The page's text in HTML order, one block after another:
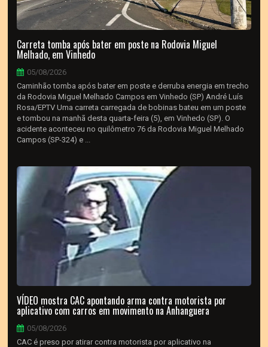
Carreta tomba após bater em poste na Rodovia Miguel
Melhado, em Vinhedo
05/08/2026
Caminhão tomba após bater em poste e derruba energia em trecho
da Rodovia Miguel Melhado Campos em Vinhedo (SP) André Luís
Rosa/EPTV Uma carreta carregada de bobinas bateu em um poste
e tombou na manhã desta quarta-feira (5), em Vinhedo (SP). O
acidente aconteceu no quilômetro 76 da Rodovia Miguel Melhado
Campos (SP-324) e ...
VÍDEO mostra CAC apontando arma contra motorista por
aplicativo com carros em movimento na Anhanguera
05/08/2026
CAC é preso por atirar contra motorista por aplicativo na